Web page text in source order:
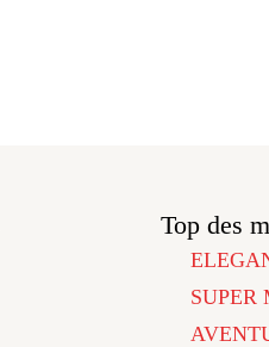
Top des
SUPER